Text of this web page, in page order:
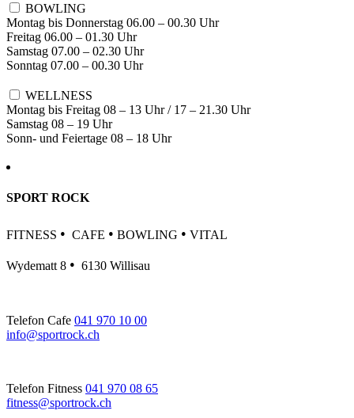
BOWLING
Montag bis Donnerstag 06.00 – 00.30 Uhr
Freitag 06.00 – 01.30 Uhr
Samstag 07.00 – 02.30 Uhr
Sonntag 07.00 – 00.30 Uhr
WELLNESS
Montag bis Freitag 08 – 13 Uhr / 17 – 21.30 Uhr
Samstag 08 – 19 Uhr
Sonn- und Feiertage 08 – 18 Uhr
SPORT ROCK
FITNESS • CAFE • BOWLING • VITAL
Wydematt 8 • 6130 Willisau
Telefon Cafe 041 970 10 00
info@sportrock.ch
Telefon Fitness 041 970 08 65
fitness@sportrock.ch